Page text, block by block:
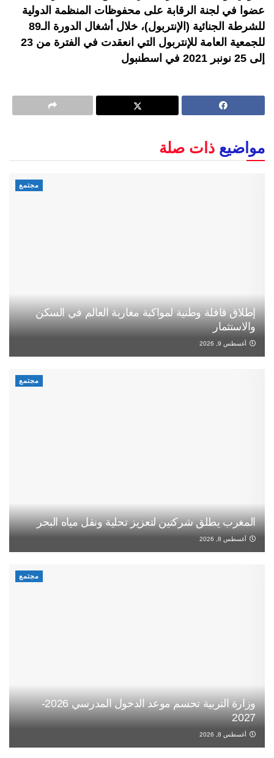
عضوا في لجنة الرقابة على محفوظات المنظمة الدولية
للشرطة الجنائية (الإنتربول)، خلال أشغال الدورة الـ89
للجمعية العامة للإنتربول التي انعقدت في الفترة من 23
إلى 25 نونبر 2021 في اسطنبول
مواضيع ذات صلة
مجتمع
إطلاق قافلة وطنية لمواكبة مغاربة العالم في السكن
والاستثمار
أغسطس 9, 2026
مجتمع
المغرب يطلق شركتين لتعزيز تحلية ونقل مياه البحر
أغسطس 8, 2026
مجتمع
وزارة التربية تحسم موعد الدخول المدرسي 2026-
2027
أغسطس 8, 2026